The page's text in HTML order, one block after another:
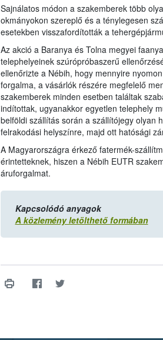
Sajnálatos módon a szakemberek több
okmányokon szereplő és a ténylegesen
esetekben visszafordították a
Az akció a Baranya és Tolna megyei
telephelyeinek szúrópróbaszerű
ellenőrizte a Nébih, hogy mennyire
forgalma, a vásárlók részére megfelelő
szakemberek minden esetben találtak
indítottak, ugyanakkor egyetlen telephely
belföldi szállítás során a szállítójegy olyan
felrakodási helyszínre, majd ott hatósági
A Magyarországra érkező fatermék-
érintetteknek, hiszen a Nébih EUTR
áruforgalmat.
Kapcsolódó anyagok
A közlemény letölthető formában